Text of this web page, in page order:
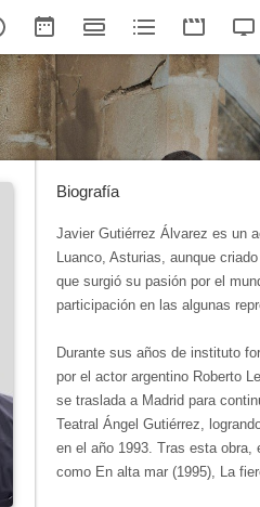
Biografía
Javier Gutiérrez Álvarez es un
Luanco, Asturias, aunque
que surgió su pasión por el
participación en las algunas
Durante sus años de instituto
por el actor argentino Roberto
se traslada a Madrid para
Teatral Ángel Gutiérrez,
en el año 1993. Tras esta
como En alta mar (1995), La